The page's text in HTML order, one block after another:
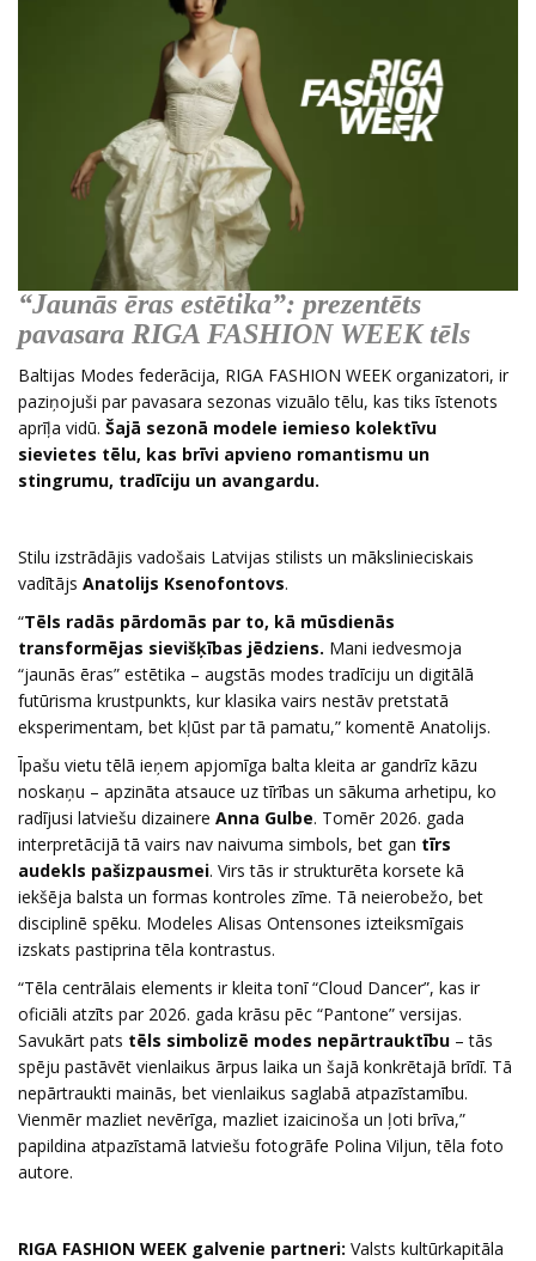
“Jaunās ēras estētika”: prezentēts
pavasara RIGA FASHION WEEK tēls
Baltijas Modes federācija, RIGA FASHION WEEK organizatori, ir
paziņojuši par pavasara sezonas vizuālo tēlu, kas tiks īstenots
aprīļa vidū. Šajā sezonā modele iemieso kolektīvu
sievietes tēlu, kas brīvi apvieno romantismu un
stingrumu, tradīciju un avangardu.
Stilu izstrādājis vadošais Latvijas stilists un mākslinieciskais
vadītājs Anatolijs Ksenofontovs.
“Tēls radās pārdomās par to, kā mūsdienās
transformējas sievišķības jēdziens. Mani iedvesmoja
“jaunās ēras” estētika – augstās modes tradīciju un digitālā
futūrisma krustpunkts, kur klasika vairs nestāv pretstatā
eksperimentam, bet kļūst par tā pamatu,” komentē Anatolijs.
Īpašu vietu tēlā ieņem apjomīga balta kleita ar gandrīz kāzu
noskaņu – apzināta atsauce uz tīrības un sākuma arhetipu, ko
radījusi latviešu dizainere Anna Gulbe. Tomēr 2026. gada
interpretācijā tā vairs nav naivuma simbols, bet gan tīrs
audekls pašizpausmei. Virs tās ir strukturēta korsete kā
iekšēja balsta un formas kontroles zīme. Tā neierobežo, bet
disciplinē spēku. Modeles Alisas Ontensones izteiksmīgais
izskats pastiprina tēla kontrastus.
“Tēla centrālais elements ir kleita tonī “Cloud Dancer”, kas ir
oficiāli atzīts par 2026. gada krāsu pēc “Pantone” versijas.
Savukārt pats tēls simbolizē modes nepārtrauktību – tās
spēju pastāvēt vienlaikus ārpus laika un šajā konkrētajā brīdī. Tā
nepārtraukti mainās, bet vienlaikus saglabā atpazīstamību.
Vienmēr mazliet nevērīga, mazliet izaicinoša un ļoti brīva,”
papildina atpazīstamā latviešu fotogrāfe Polina Viljun, tēla foto
autore.
RIGA FASHION WEEK galvenie partneri: Valsts kultūrkapitāla